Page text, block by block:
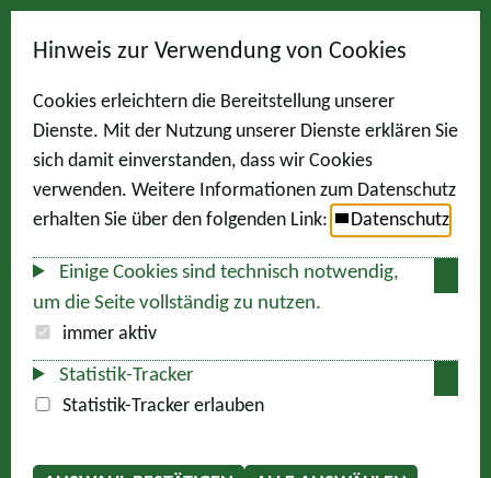
Hinweis zur Verwendung von Cookies
Cookies erleichtern die Bereitstellung unserer
Dienste. Mit der Nutzung unserer Dienste erklären Sie
sich damit einverstanden, dass wir Cookies
verwenden. Weitere Informationen zum Datenschutz
erhalten Sie über den folgenden Link:
Datenschutz
Einige Cookies sind technisch notwendig,
um die Seite vollständig zu nutzen.
immer aktiv
Statistik-Tracker
Statistik-Tracker erlauben